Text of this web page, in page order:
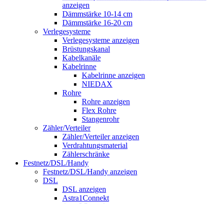
anzeigen
Dämmstärke 10-14 cm
Dämmstärke 16-20 cm
Verlegesysteme
Verlegesysteme anzeigen
Brüstungskanal
Kabelkanäle
Kabelrinne
Kabelrinne anzeigen
NIEDAX
Rohre
Rohre anzeigen
Flex Rohre
Stangenrohr
Zähler/Verteiler
Zähler/Verteiler anzeigen
Verdrahtungsmaterial
Zählerschränke
Festnetz/DSL/Handy
Festnetz/DSL/Handy anzeigen
DSL
DSL anzeigen
Astra1Connekt